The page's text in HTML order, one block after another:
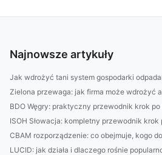
Najnowsze artykuły
Jak wdrożyć tani system gospodarki
Zielona przewaga: jak firma może wdrożyć
BDO Węgry: praktyczny przewodnik krok
ISOH Słowacja: kompletny przewodnik
CBAM rozporządzenie: co obejmuje, kogo
LUCID: jak działa i dlaczego rośnie